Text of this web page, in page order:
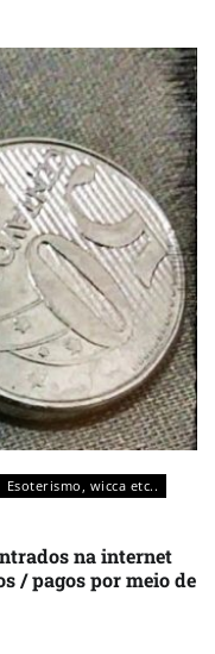
Esoterismo, wicca etc..
na internet
/ pagos por meio de